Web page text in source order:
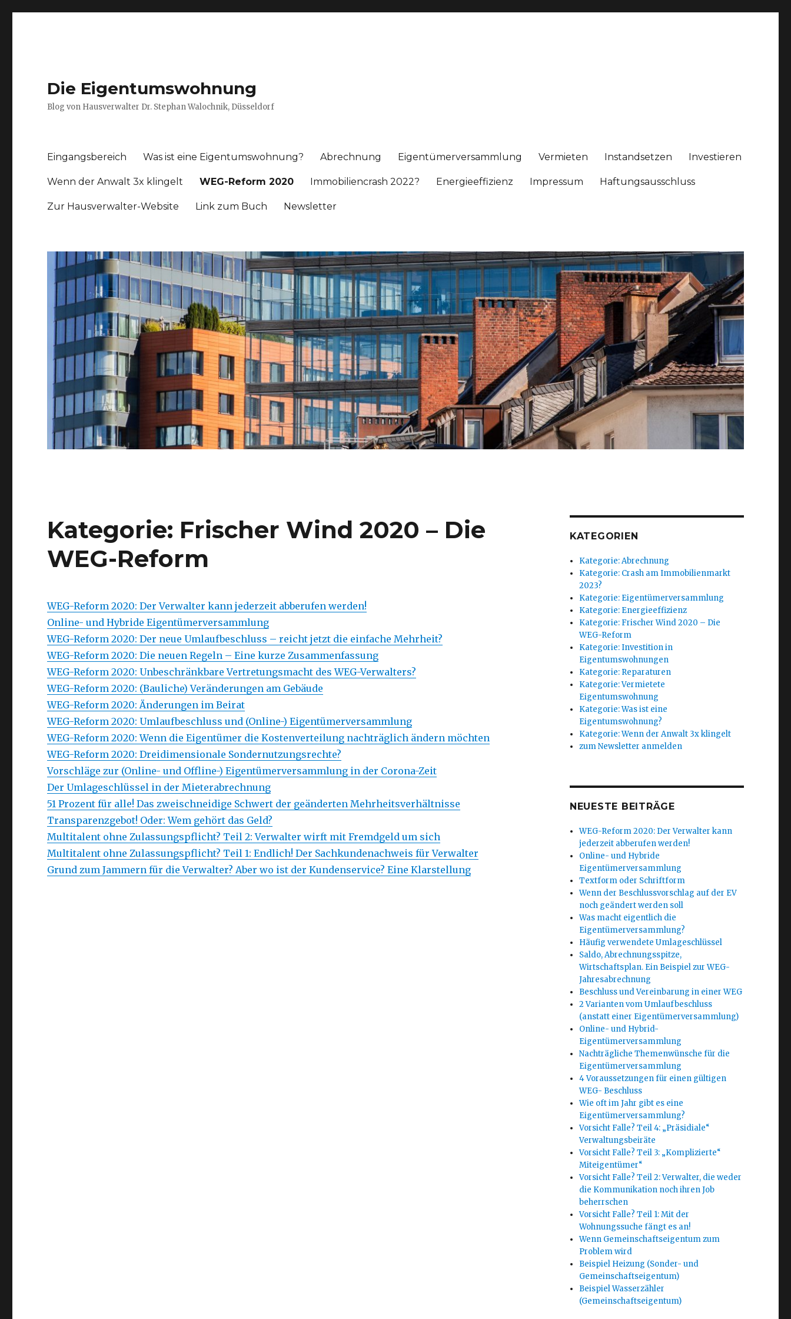
Die Eigentumswohnung
Blog von Hausverwalter Dr. Stephan Walochnik, Düsseldorf
Eingangsbereich Was ist eine Eigentumswohnung? Abrechnung Eigentümerversammlung Vermieten Instandsetzen Investieren
Wenn der Anwalt 3x klingelt WEG-Reform 2020 Immobiliencrash 2022? Energieeffizienz Impressum Haftungsausschluss
Zur Hausverwalter-Website Link zum Buch Newsletter
Kategorie: Frischer Wind 2020 – Die
WEG-Reform
WEG-Reform 2020: Der Verwalter kann jederzeit abberufen werden!
Online- und Hybride Eigentümerversammlung
WEG-Reform 2020: Der neue Umlaufbeschluss – reicht jetzt die einfache Mehrheit?
WEG-Reform 2020: Die neuen Regeln – Eine kurze Zusammenfassung
WEG-Reform 2020: Unbeschränkbare Vertretungsmacht des WEG-Verwalters?
WEG-Reform 2020: (Bauliche) Veränderungen am Gebäude
WEG-Reform 2020: Änderungen im Beirat
WEG-Reform 2020: Umlaufbeschluss und (Online-) Eigentümerversammlung
WEG-Reform 2020: Wenn die Eigentümer die Kostenverteilung nachträglich ändern möchten
WEG-Reform 2020: Dreidimensionale Sondernutzungsrechte?
Vorschläge zur (Online- und Offline-) Eigentümerversammlung in der Corona-Zeit
Der Umlageschlüssel in der Mieterabrechnung
51 Prozent für alle! Das zweischneidige Schwert der geänderten Mehrheitsverhältnisse
Transparenzgebot! Oder: Wem gehört das Geld?
Multitalent ohne Zulassungspflicht? Teil 2: Verwalter wirft mit Fremdgeld um sich
Multitalent ohne Zulassungspflicht? Teil 1: Endlich! Der Sachkundenachweis für Verwalter
Grund zum Jammern für die Verwalter? Aber wo ist der Kundenservice? Eine Klarstellung
KATEGORIEN
Kategorie: Abrechnung
Kategorie: Crash am Immobilienmarkt
2023?
Kategorie: Eigentümerversammlung
Kategorie: Energieeffizienz
Kategorie: Frischer Wind 2020 – Die
WEG-Reform
Kategorie: Investition in
Eigentumswohnungen
Kategorie: Reparaturen
Kategorie: Vermietete
Eigentumswohnung
Kategorie: Was ist eine
Eigentumswohnung?
Kategorie: Wenn der Anwalt 3x klingelt
zum Newsletter anmelden
NEUESTE BEITRÄGE
WEG-Reform 2020: Der Verwalter kann
jederzeit abberufen werden!
Online- und Hybride
Eigentümerversammlung
Textform oder Schriftform
Wenn der Beschlussvorschlag auf der EV
noch geändert werden soll
Was macht eigentlich die
Eigentümerversammlung?
Häufig verwendete Umlageschlüssel
Saldo, Abrechnungsspitze,
Wirtschaftsplan. Ein Beispiel zur WEG-
Jahresabrechnung
Beschluss und Vereinbarung in einer WEG
2 Varianten vom Umlaufbeschluss
(anstatt einer Eigentümerversammlung)
Online- und Hybrid-
Eigentümerversammlung
Nachträgliche Themenwünsche für die
Eigentümerversammlung
4 Voraussetzungen für einen gültigen
WEG- Beschluss
Wie oft im Jahr gibt es eine
Eigentümerversammlung?
Vorsicht Falle? Teil 4: „Präsidiale“
Verwaltungsbeiräte
Vorsicht Falle? Teil 3: „Komplizierte“
Miteigentümer“
Vorsicht Falle? Teil 2: Verwalter, die weder
die Kommunikation noch ihren Job
beherrschen
Vorsicht Falle? Teil 1: Mit der
Wohnungssuche fängt es an!
Wenn Gemeinschaftseigentum zum
Problem wird
Beispiel Heizung (Sonder- und
Gemeinschaftseigentum)
Beispiel Wasserzähler
(Gemeinschaftseigentum)